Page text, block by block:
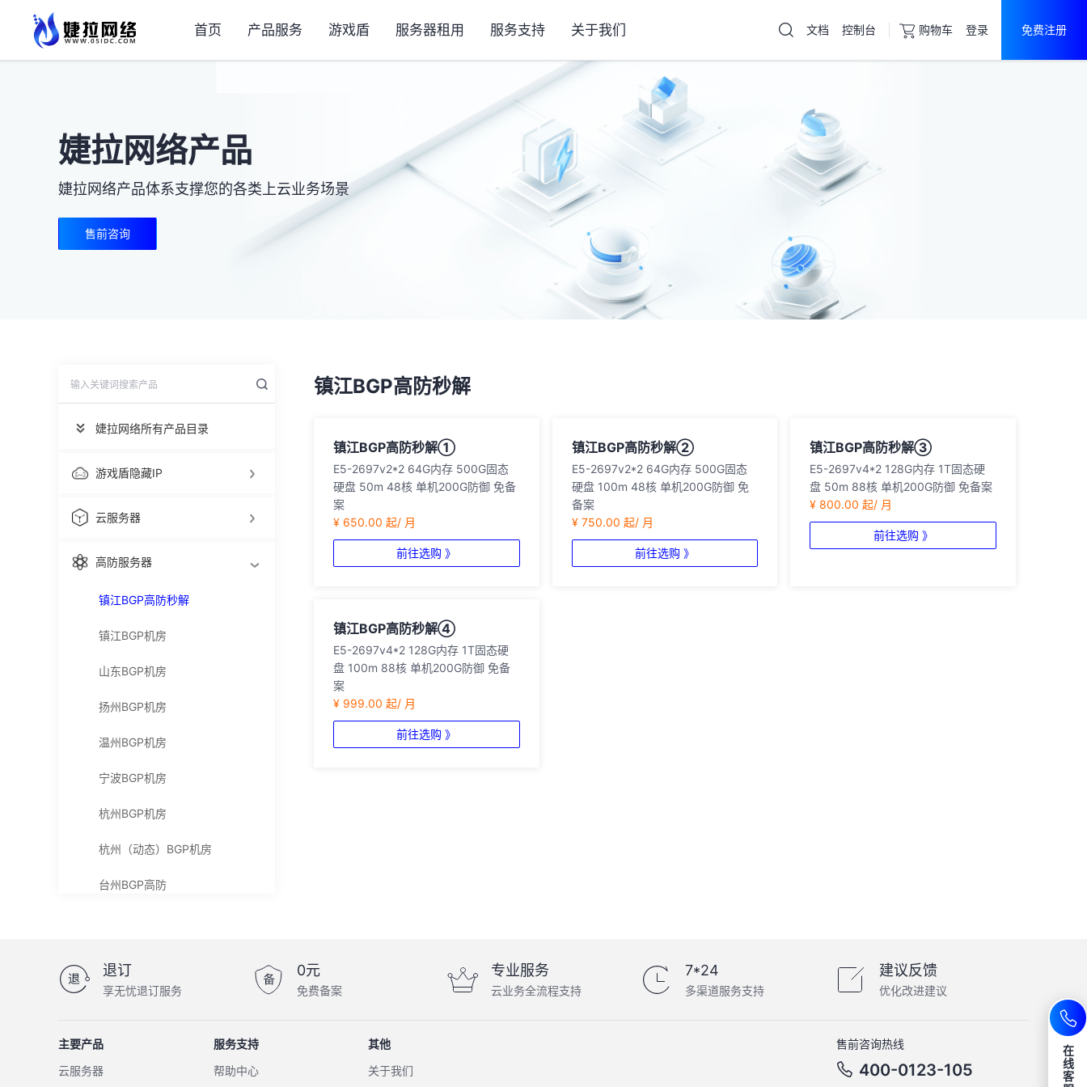
首页 产品服务 游戏盾 服务器租用 服务支持 关于我们
高防服务器
游戏盾
云服务器
游戏盾
文档 控制台 购物车 登录 免费注册
婕拉网络产品
婕拉网络产品体系支撑您的各类上云业务场景
售前咨询
婕拉网络所有产品目录
游戏盾隐藏IP
云服务器
高防服务器
镇江BGP高防秒解
镇江BGP机房
山东BGP机房
扬州BGP机房
温州BGP机房
宁波BGP机房
杭州BGP机房
杭州（动态）BGP机房
台州BGP高防
镇江BGP高防秒解
镇江BGP高防秒解①
E5-2697v2*2 64G内存 500G固态
硬盘 50m 48核 单机200G防御 免备
案
¥ 650.00 起/ 月
前往选购 》
镇江BGP高防秒解②
E5-2697v2*2 64G内存 500G固态
硬盘 100m 48核 单机200G防御 免
备案
¥ 750.00 起/ 月
前往选购 》
镇江BGP高防秒解③
E5-2697v4*2 128G内存 1T固态硬
盘 50m 88核 单机200G防御 免备案
¥ 800.00 起/ 月
前往选购 》
镇江BGP高防秒解④
E5-2697v4*2 128G内存 1T固态硬
盘 100m 88核 单机200G防御 免备
案
¥ 999.00 起/ 月
前往选购 》
退订
享无忧退订服务
0元
免费备案
专业服务
云业务全流程支持
7*24
多渠道服务支持
建议反馈
优化改进建议
主要产品
云服务器
服务支持
帮助中心
其他
关于我们
售前咨询热线
400-0123-105
在
线
客